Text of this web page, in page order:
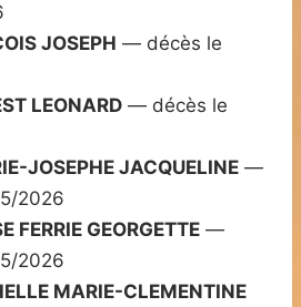
JOSEPH — décès le
LEONARD — décès le
JOSEPHE JACQUELINE —
2026
FERRIE GEORGETTE —
2026
MARIE-CLEMENTINE